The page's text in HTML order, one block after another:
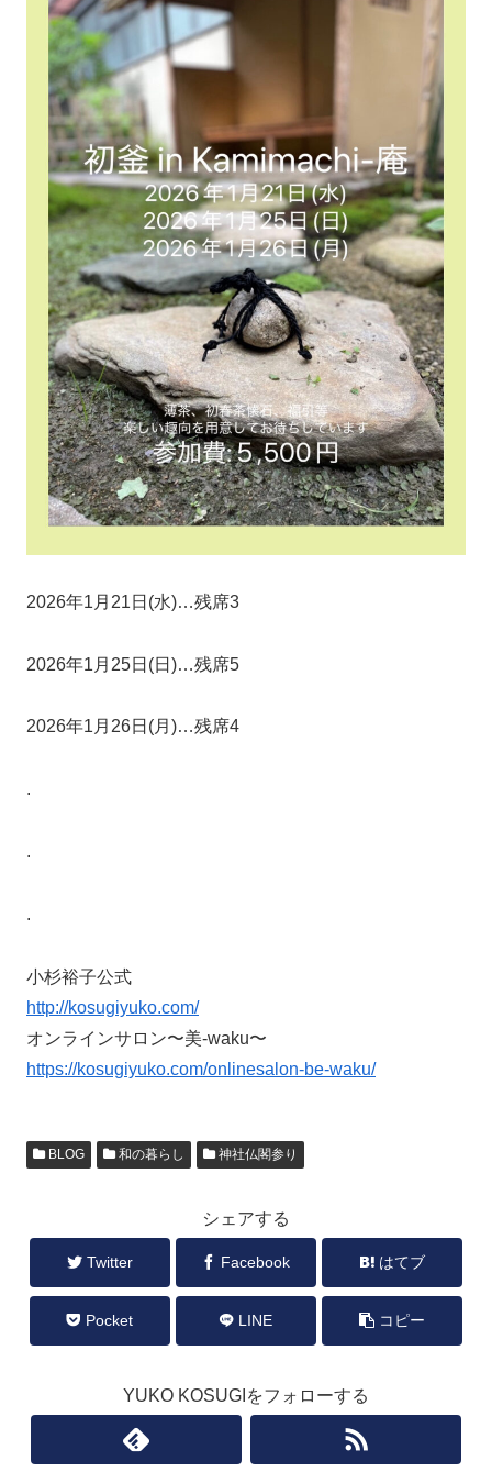
2026年1月21日(水)…残席3
2026年1月25日(日)…残席5
2026年1月26日(月)…残席4
.
.
.
小杉裕子公式
http://kosugiyuko.com/
オンラインサロン〜美-waku〜
https://kosugiyuko.com/onlinesalon-be-waku/
BLOG 和の暮らし 神社仏閣参り
シェアする
Twitter Facebook はてブ
Pocket LINE コピー
YUKO KOSUGIをフォローする